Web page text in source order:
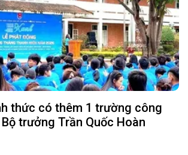
thức có thêm 1 trường công
trưởng Trần Quốc Hoàn